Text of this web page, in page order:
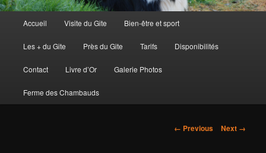
Skip
to
primary
Accueil Visite du Gite Bien-être et sport
Les + du Gite Près du Gite Tarifs Disponibilités
Contact Livre d’Or Galerie Photos
Ferme des Chambauds
Image
← Previous Next →